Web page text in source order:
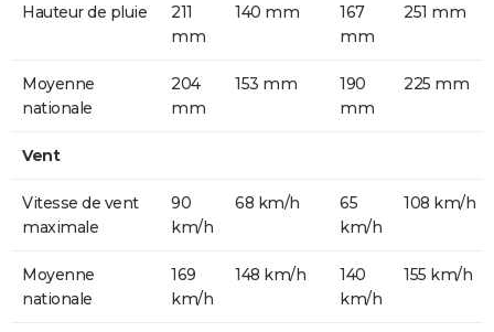
Hauteur de pluie
211
mm
140 mm
167
mm
251 mm
Moyenne
nationale
204
mm
153 mm
190
mm
225 mm
Vent
Vitesse de vent
maximale
90
km/h
68 km/h
65
km/h
108 km/h
Moyenne
nationale
169
km/h
148 km/h
140
km/h
155 km/h